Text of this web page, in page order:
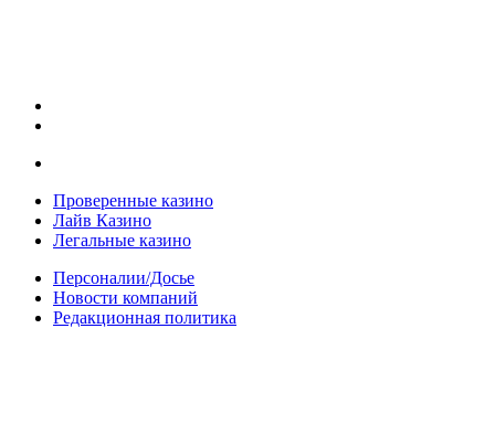
Проверенные казино
Лайв Казино
Легальные казино
Персоналии/Досье
Новости компаний
Редакционная политика